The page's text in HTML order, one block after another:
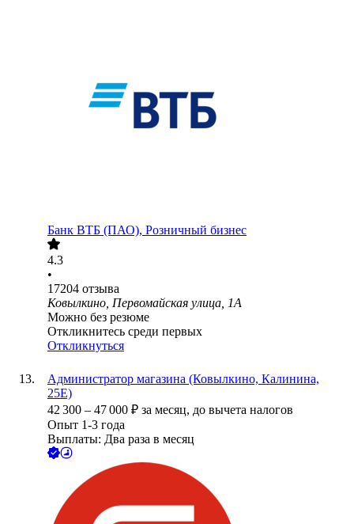
Банк ВТБ (ПАО), Розничный бизнес
4.3
•
17204 отзыва
Ковылкино, Первомайская улица, 1А
Можно без резюме
Откликнитесь среди первых
Откликнуться
Администратор магазина (Ковылкино, Калинина,
25Е)
42 300 – 47 000 ₽ за месяц, до вычета налогов
Опыт 1-3 года
Выплаты: Два раза в месяц